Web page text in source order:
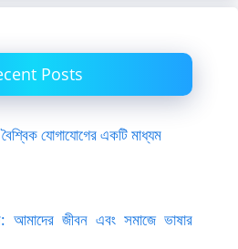
Posts
যোগাযোগের একটি মাধ্যম
আমাদের জীবন এবং সমাজে ভাষার